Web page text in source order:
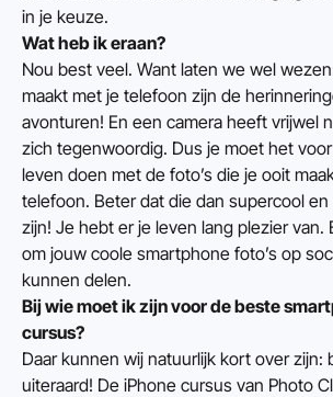
in je keuze.
Wat heb ik eraan?
Nou best veel. Want laten we wel
maakt met je telefoon zijn de
avonturen! En een camera heeft vrijwel
zich tegenwoordig. Dus je moet het
leven doen met de foto’s die je ooit
telefoon. Beter dat die dan supercool
zijn! Je hebt er je leven lang plezier van.
om jouw coole smartphone foto’s op
kunnen delen.
Bij wie moet ik zijn voor de beste
cursus?
Daar kunnen wij natuurlijk kort over zijn:
uiteraard! De iPhone cursus van Photo